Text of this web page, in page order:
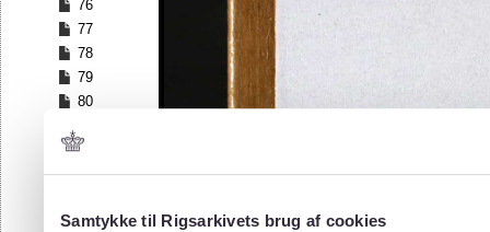
Samtykke til Rigsarkivets brug af cookies
76
77
78
79
80
82
83
85